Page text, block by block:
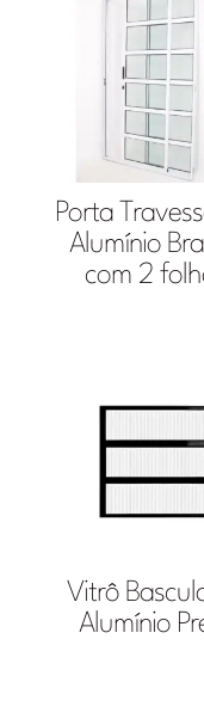
Porta
Alumínio
com 2
Vitrô
Alumínio